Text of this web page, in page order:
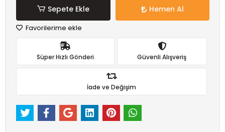
Sepete Ekle Hemen Al
Favorilerime ekle
Süper Hızlı Gönderi Güvenli Alışveriş
İade ve Değişim